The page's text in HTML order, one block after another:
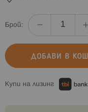
Брой:
ДОБАВИ В
Купи на лизинг